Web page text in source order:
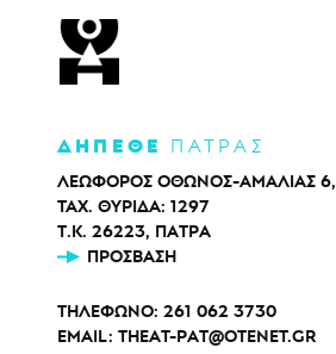
ΔΗΠΕΘΕ ΠΑΤΡΑΣ
ΛΕΩΦΟΡΟΣ ΟΘΩΝΟΣ-ΑΜΑΛΙΑΣ 6,
ΤΑΧ. ΘΥΡΙΔΑ: 1297
Τ.Κ. 26223, ΠΑΤΡΑ
ΠΡΌΣΒΑΣΗ
ΤΗΛΕΦΩΝΟ: 261 062 3730
EMAIL: THEAT-PAT@OTENET.GR